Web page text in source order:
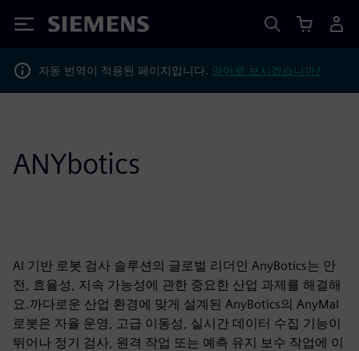
Siemens
자동 번역이 적용된 페이지입니다. 영어로 보시겠습니까?
ANYbotics
AI 기반 로봇 검사 솔루션의 글로벌 리더인 AnyBotics는 안
전, 효율성, 지속 가능성에 관한 중요한 산업 과제를 해결해
요.까다로운 산업 환경에 맞게 설계된 AnyBotics의 AnyMal
로봇은 자율 운영, 고급 이동성, 실시간 데이터 수집 기능이
뛰어나 정기 검사, 원격 작업 또는 예측 유지 보수 작업에 이